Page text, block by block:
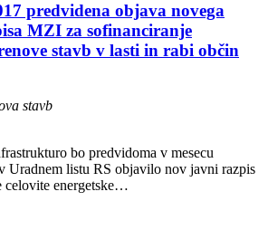
predvidena objava novega
MZI za sofinanciranje
stavb v lasti in rabi občin
stavb
bo predvidoma v mesecu
Uradnem listu RS objavilo nov javni razpis
celovite energetske…